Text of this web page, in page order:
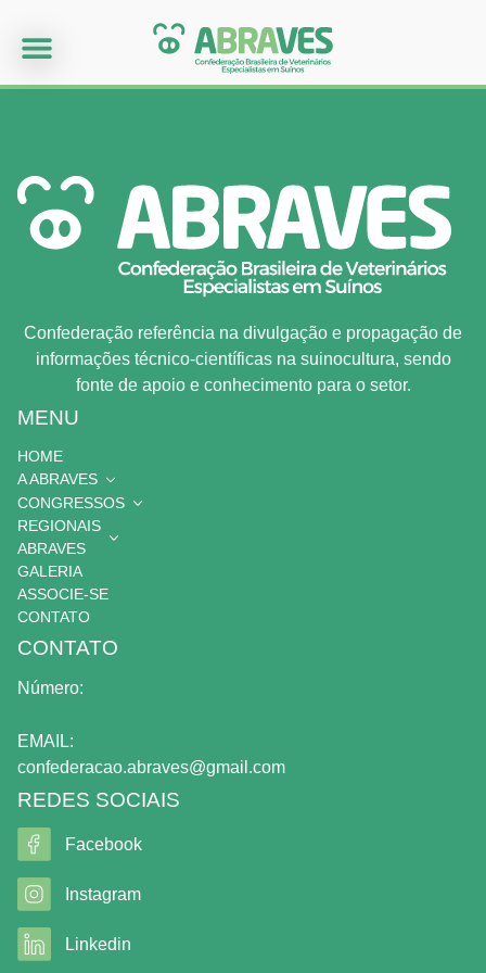
Confederação referência na divulgação e propagação de
informações técnico-científicas na suinocultura, sendo
fonte de apoio e conhecimento para o setor.
MENU
HOME
A ABRAVES
CONGRESSOS
REGIONAIS
ABRAVES
GALERIA
ASSOCIE-SE
CONTATO
CONTATO
Número:
EMAIL:
confederacao.abraves@gmail.com
REDES SOCIAIS
Facebook
Instagram
Linkedin